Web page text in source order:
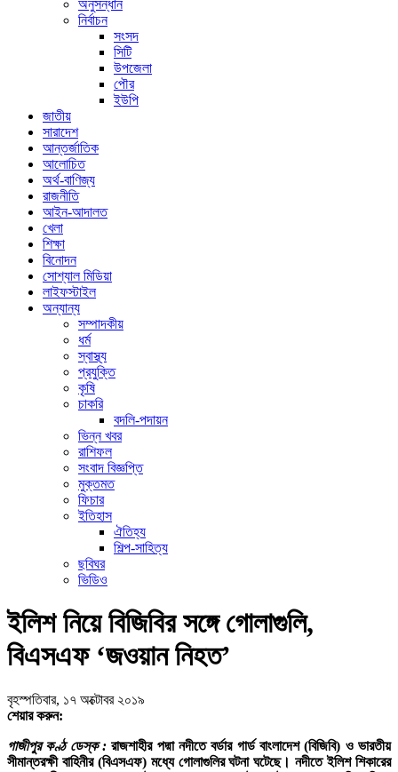
অনুসন্ধান
নির্বাচন
সংসদ
সিটি
উপজেলা
পৌর
ইউপি
জাতীয়
সারাদেশ
আন্তর্জাতিক
আলোচিত
অর্থ-বাণিজ্য
রাজনীতি
আইন-আদালত
খেলা
শিক্ষা
বিনোদন
সোশ্যাল মিডিয়া
লাইফস্টাইল
অন্যান্য
সম্পাদকীয়
ধর্ম
স্বাস্থ্য
প্রযুক্তি
কৃষি
চাকরি
বদলি-পদায়ন
ভিন্ন খবর
রাশিফল
সংবাদ বিজ্ঞপ্তি
মুক্তমত
ফিচার
ইতিহাস
ঐতিহ্য
শিল্প-সাহিত্য
ছবিঘর
ভিডিও
ইলিশ নিয়ে বিজিবির সঙ্গে গোলাগুলি,
বিএসএফ ‘জওয়ান নিহত’
বৃহস্পতিবার, ১৭ অক্টোবর ২০১৯
শেয়ার করুন:
গাজীপুর কণ্ঠ ডেস্ক : রাজশাহীর পদ্মা নদীতে বর্ডার গার্ড বাংলাদেশ (বিজিবি) ও ভারতীয়
সীমান্তরক্ষী বাহিনীর (বিএসএফ) মধ্যে গোলাগুলির ঘটনা ঘটেছে। নদীতে ইলিশ শিকারের